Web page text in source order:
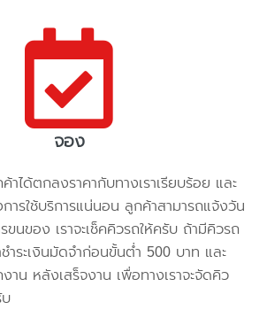
จอง
าได้ตกลงราคากับทางเราเรียบร้อย และ
ารใช้บริการแน่นอน ลูกค้าสามารถแจ้งวัน
ขนของ เราจะเช็คคิวรถให้ครับ ถ้ามีคิวรถ
ำระเงินมัดจำก่อนขั้นต่ำ 500 บาท และ
น หลังเสร็จงาน เพื่อทางเราจะจัดคิว